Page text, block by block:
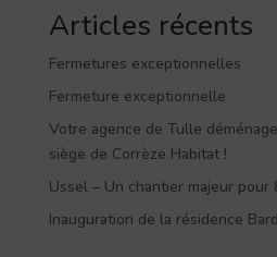
Articles récents
Fermetures exceptionnelles
Fermeture exceptionnelle
Votre agence de Tulle
siège de Corrèze Habitat !
Ussel – Un chantier majeur pour
Inauguration de la résidence